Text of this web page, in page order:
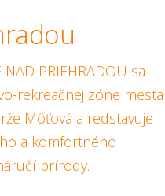
PRIEHRADOU sa
rekreačnej zóne mesta
Môťová a redstavuje
a komfortného
prírody.